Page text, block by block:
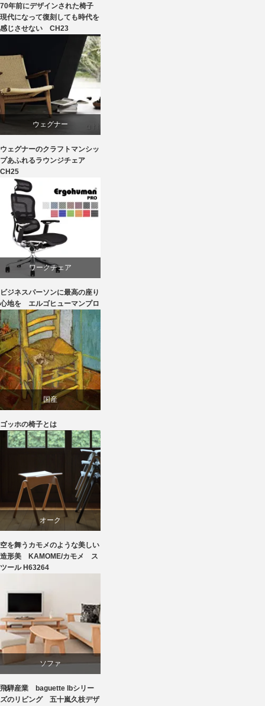
オーク
カール・ハンセン＆サン
ダイニング
椅子
70年前にデザインされた椅子
現代になって復刻しても時代を
感じさせない CH23
ウェグナー
オーク
カール・ハンセン＆サン
パーソナルチェア
ウェグナーのクラフトマンシッ
プあふれるラウンジチェア
CH25
ワークチェア
回転椅子
椅子
ビジネスパーソンに最高の座り
心地を エルゴヒューマンプロ
国産
家具
飛騨高山
ゴッホの椅子とは
オーク
スツール
空を舞うカモメのような美しい
造形美 KAMOME/カモメ ス
ツール H63264
ソファ
ビーチ
飛騨産業 baguette lbシリー
ズのリビング 五十嵐久枝デザ